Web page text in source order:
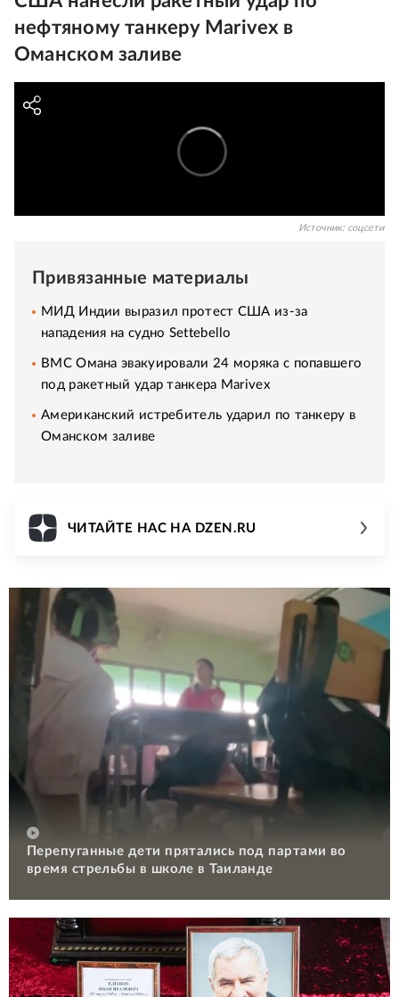
нефтяному танкеру Marivex в
Оманском заливе
Источник: соцсети
Привязанные материалы
МИД Индии выразил протест США из-за
нападения на судно Settebello
ВМС Омана эвакуировали 24 моряка с попавшего
под ракетный удар танкера Marivex
Американский истребитель ударил по танкеру в
Оманском заливе
ЧИТАЙТЕ НАС НА DZEN.RU
Перепуганные дети прятались под партами во
время стрельбы в школе в Таиланде